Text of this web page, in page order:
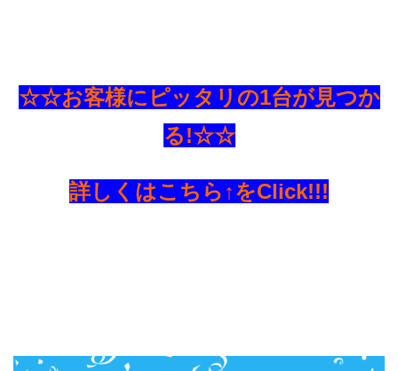
☆☆お客様にピッタリの1台が見つか
る!☆☆
詳しくはこちら↑をClick!!!